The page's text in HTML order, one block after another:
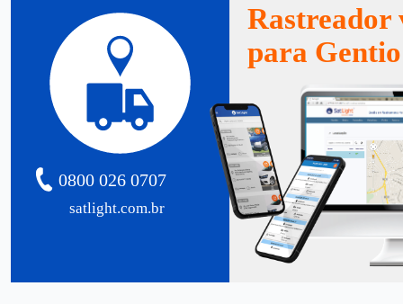
satlight.com.br
0800 026 0707
Rastreador
para